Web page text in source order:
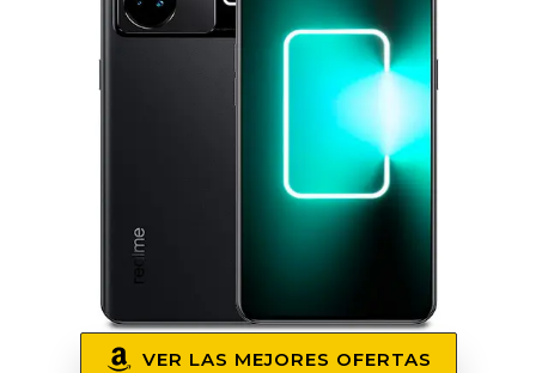
VER LAS MEJORES OFERTAS